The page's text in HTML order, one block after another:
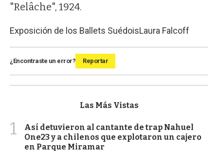
"Relâche", 1924.
Exposición de los Ballets SuédoisLaura Falcoff
¿Encontraste un error? Reportar
Las Más Vistas
1
Así detuvieron al cantante de trap Nahuel
One23 y a chilenos que explotaron un cajero
en Parque Miramar